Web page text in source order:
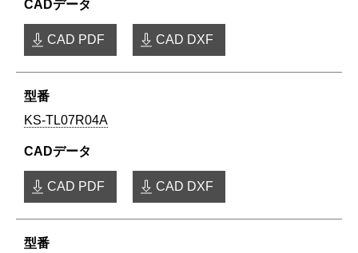
CAD PDF CAD DXF
KS-TL07R04A
CAD PDF CAD DXF